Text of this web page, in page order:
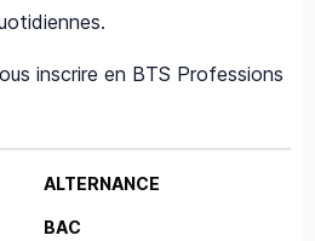
inscrire en BTS Professions
ALTERNANCE
BAC